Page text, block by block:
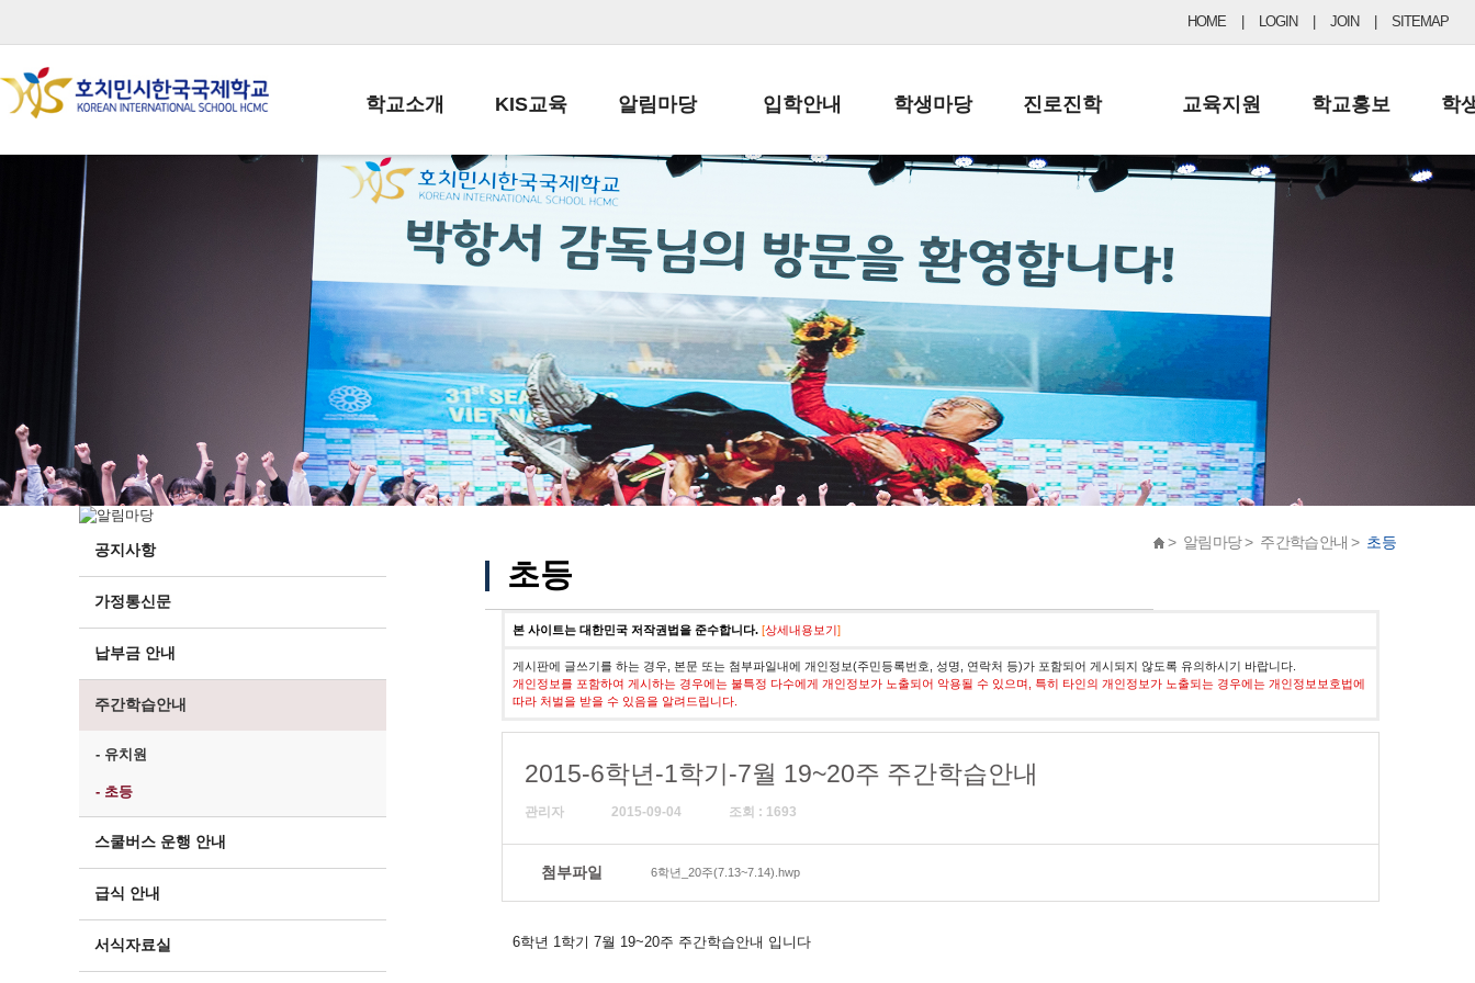
HOME LOGIN JOIN SITEMAP
학교소개
학교장인사말
학교상징
학교연혁
교직원현황
학생현황
위치/전화
전경사진
KIS교육
교육목표
학사일정
일과시간표
성과평가자료
알림마당
공지사항
납부금 안내
스쿨버스 운행 안내
급식안내
서식자료실
학부모방
정기고사 기출문제
입학안내
전-편입 서류양식
입학금/수업료
교복구입안내
학생마당
학생생활규정
학교신문
자율진로동아리
유초등 소식지
진로진학
공지사항 및 입시자료
드림레터
교육지원
행정실
학교운영위원회
학교건축기금
학교홍보
보도자료
학
공지사항
가정통신문
납부금 안내
주간학습안내
- 유치원
- 초등
스쿨버스 운행 안내
급식 안내
서식자료실
> 알림마당 > 주간학습안내 > 초등
초등
본 사이트는 대한민국 저작권법을 준수합니다. [상세내용보기]
게시판에 글쓰기를 하는 경우, 본문 또는 첨부파일내에 개인정보(주민등록번호, 성명, 연락처 등)가 포함되어 게시되지 않도록 유의하시기 바랍니다.
개인정보를 포함하여 게시하는 경우에는 불특정 다수에게 개인정보가 노출되어 악용될 수 있으며, 특히 타인의 개인정보가 노출되는 경우에는 개인정보보호법에
따라 처벌을 받을 수 있음을 알려드립니다.
2015-6학년-1학기-7월 19~20주 주간학습안내
관리자 2015-09-04 조회 : 1693
첨부파일 6학년_20주(7.13~7.14).hwp
6학년 1학기 7월 19~20주 주간학습안내 입니다